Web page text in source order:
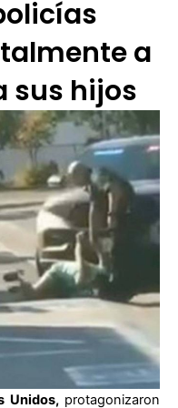
a
sus hijos
Unidos,protagonizaron